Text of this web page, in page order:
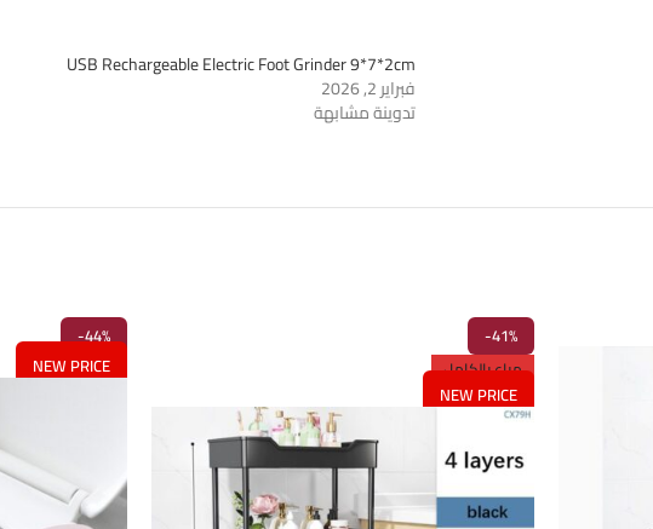
USB Rechargeable Electric Foot Grinder 9*7*2cm
فبراير 2, 2026
تدوينة مشابهة
-41%
مباع بالكامل
NEW PRICE
-44%
NEW PRICE